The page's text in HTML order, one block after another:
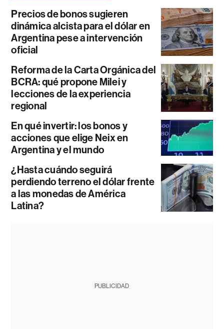
Precios de bonos sugieren
dinámica alcista para el dólar en
Argentina pese a intervención
oficial
Reforma de la Carta Orgánica del
BCRA: qué propone Milei y
lecciones de la experiencia
regional
En qué invertir: los bonos y
acciones que elige Neix en
Argentina y el mundo
¿Hasta cuándo seguirá
perdiendo terreno el dólar frente
a las monedas de América
Latina?
PUBLICIDAD